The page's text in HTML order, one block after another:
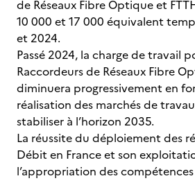
de Réseaux Fibre Optique et
10 000 et 17 000 équivalent
et 2024.
Passé 2024, la charge de travail
Raccordeurs de Réseaux Fibre
diminuera progressivement en
réalisation des marchés de
stabiliser à l’horizon 2035.
La réussite du déploiement des
Débit en France et son
l’appropriation des